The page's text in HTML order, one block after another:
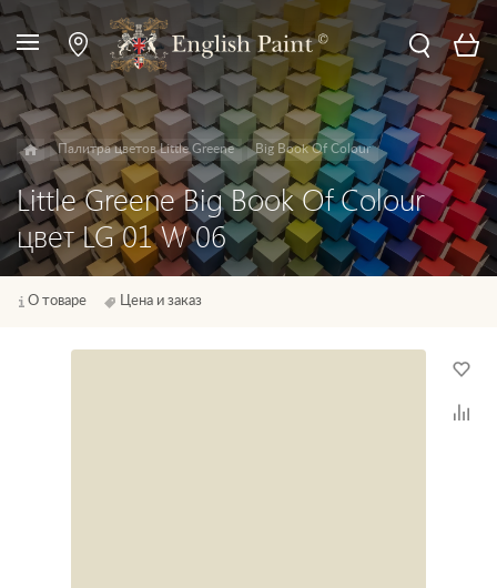
Палитра цветов Little Greene Big Book Of Colour
Little Greene Big Book Of Colour
цвет LG 01 W 06
О товаре Цена и заказ